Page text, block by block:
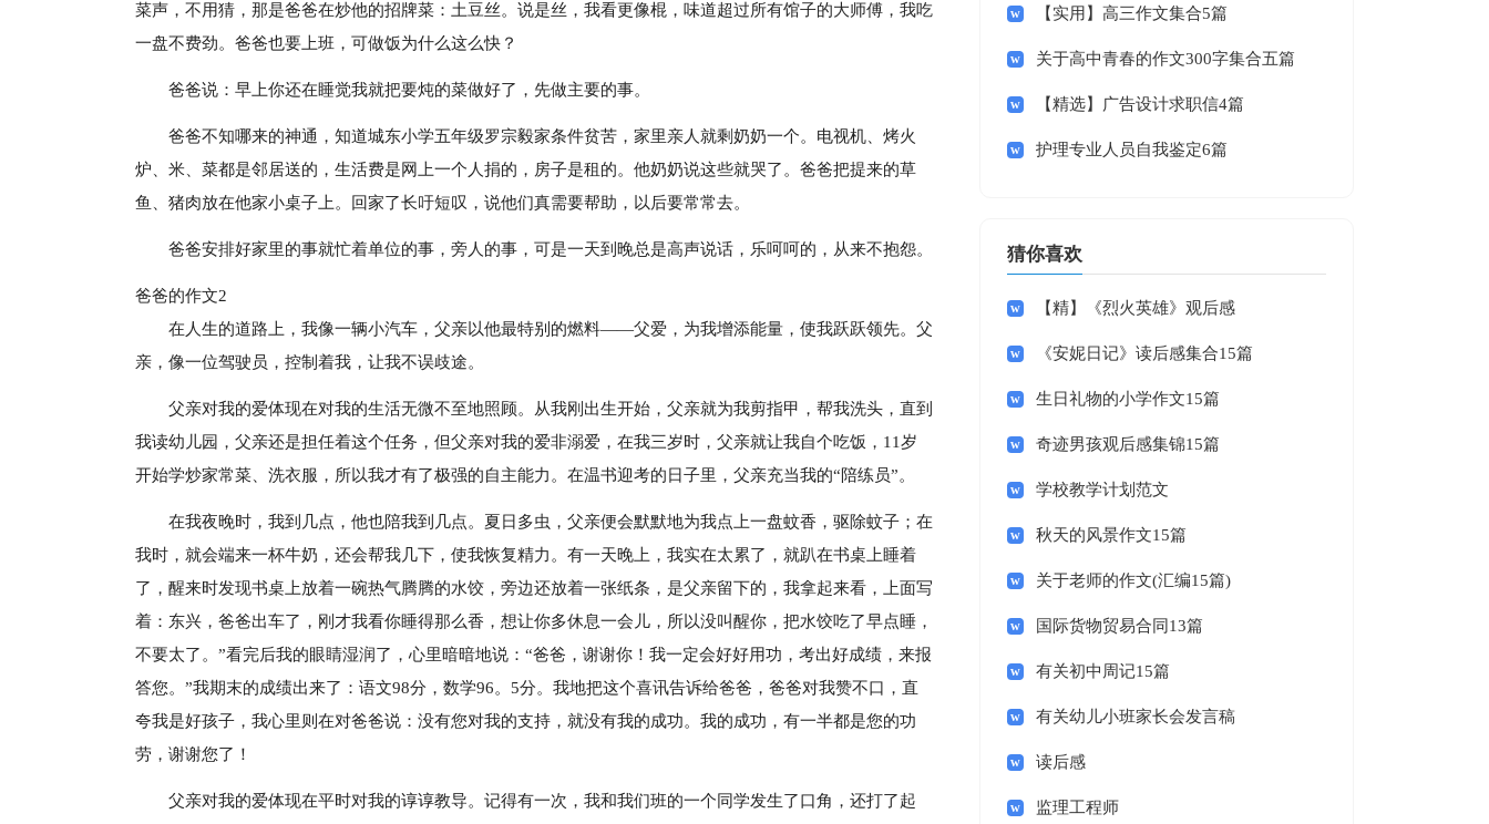
菜声，不用猜，那是爸爸在炒他的招牌菜：土豆丝。说是丝，我看更像棍，味道超过所有馆子的大师傅，我吃
一盘不费劲。爸爸也要上班，可做饭为什么这么快？
爸爸说：早上你还在睡觉我就把要炖的菜做好了，先做主要的事。
爸爸不知哪来的神通，知道城东小学五年级罗宗毅家条件贫苦，家里亲人就剩奶奶一个。电视机、烤火
炉、米、菜都是邻居送的，生活费是网上一个人捐的，房子是租的。他奶奶说这些就哭了。爸爸把提来的草
鱼、猪肉放在他家小桌子上。回家了长吁短叹，说他们真需要帮助，以后要常常去。
爸爸安排好家里的事就忙着单位的事，旁人的事，可是一天到晚总是高声说话，乐呵呵的，从来不抱怨。
爸爸的作文2
在人生的道路上，我像一辆小汽车，父亲以他最特别的燃料——父爱，为我增添能量，使我跃跃领先。父
亲，像一位驾驶员，控制着我，让我不误歧途。
父亲对我的爱体现在对我的生活无微不至地照顾。从我刚出生开始，父亲就为我剪指甲，帮我洗头，直到
我读幼儿园，父亲还是担任着这个任务，但父亲对我的爱非溺爱，在我三岁时，父亲就让我自个吃饭，11岁
开始学炒家常菜、洗衣服，所以我才有了极强的自主能力。在温书迎考的日子里，父亲充当我的“陪练员”。
在我夜晚时，我到几点，他也陪我到几点。夏日多虫，父亲便会默默地为我点上一盘蚊香，驱除蚊子；在
我时，就会端来一杯牛奶，还会帮我几下，使我恢复精力。有一天晚上，我实在太累了，就趴在书桌上睡着
了，醒来时发现书桌上放着一碗热气腾腾的水饺，旁边还放着一张纸条，是父亲留下的，我拿起来看，上面写
着：东兴，爸爸出车了，刚才我看你睡得那么香，想让你多休息一会儿，所以没叫醒你，把水饺吃了早点睡，
不要太了。”看完后我的眼睛湿润了，心里暗暗地说：“爸爸，谢谢你！我一定会好好用功，考出好成绩，来报
答您。”我期末的成绩出来了：语文98分，数学96。5分。我地把这个喜讯告诉给爸爸，爸爸对我赞不口，直
夸我是好孩子，我心里则在对爸爸说：没有您对我的支持，就没有我的成功。我的成功，有一半都是您的功
劳，谢谢您了！
父亲对我的爱体现在平时对我的谆谆教导。记得有一次，我和我们班的一个同学发生了口角，还打了起
【实用】高三作文集合5篇
关于高中青春的作文300字集合五篇
【精选】广告设计求职信4篇
护理专业人员自我鉴定6篇
猜你喜欢
【精】《烈火英雄》观后感
《安妮日记》读后感集合15篇
生日礼物的小学作文15篇
奇迹男孩观后感集锦15篇
学校教学计划范文
秋天的风景作文15篇
关于老师的作文(汇编15篇)
国际货物贸易合同13篇
有关初中周记15篇
有关幼儿小班家长会发言稿
读后感
监理工程师